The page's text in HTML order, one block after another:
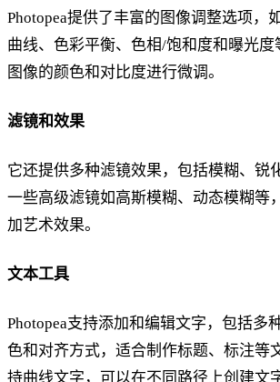
Photopea提供了丰富的图像调整选项，
曲线、色彩平衡、色相/饱和度和曝光
图像的颜色和对比度进行微调。
滤镜和效果
它还提供多种滤镜效果，包括模糊、锐
一些高级滤镜如高斯模糊、动态模糊等
加艺术效果。
文本工具
Photopea支持添加和编辑文字，包括多
色和对齐方式，适合制作标题、标注等
持曲线文字，可以在不同路径上创建文